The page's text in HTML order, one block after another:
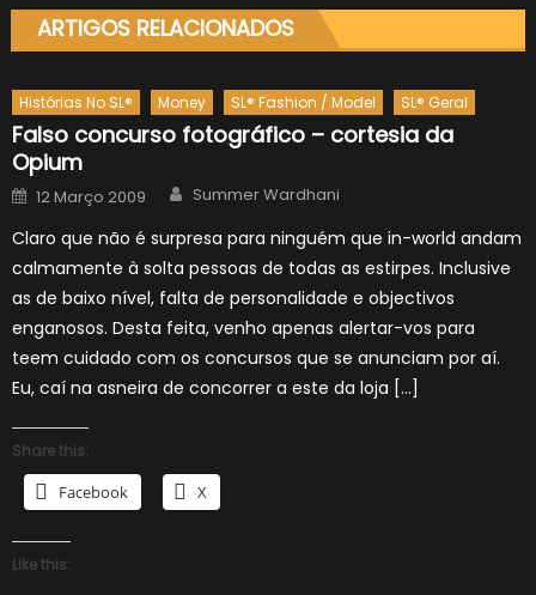
ARTIGOS RELACIONADOS
Histórias No SL® Money SL® Fashion / Model SL® Geral
Falso concurso fotográfico – cortesia da
Opium
Posted
on
12 Março 2009 Author
Summer Wardhani
Claro que não é surpresa para ninguém que in-world andam
calmamente à solta pessoas de todas as estirpes. Inclusive
as de baixo nível, falta de personalidade e objectivos
enganosos. Desta feita, venho apenas alertar-vos para
teem cuidado com os concursos que se anunciam por aí.
Eu, caí na asneira de concorrer a este da loja […]
Share this:
Facebook X
Like this: